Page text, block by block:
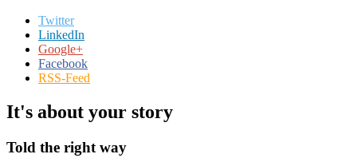
Twitter
LinkedIn
Google+
Facebook
RSS-Feed
It's about your story
Told the right way